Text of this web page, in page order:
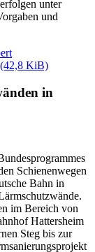
unter
und
(42,8 KiB)
in
Schienenwegen
Bahn in
im Bereich von
Hattersheim
Steg bis zur